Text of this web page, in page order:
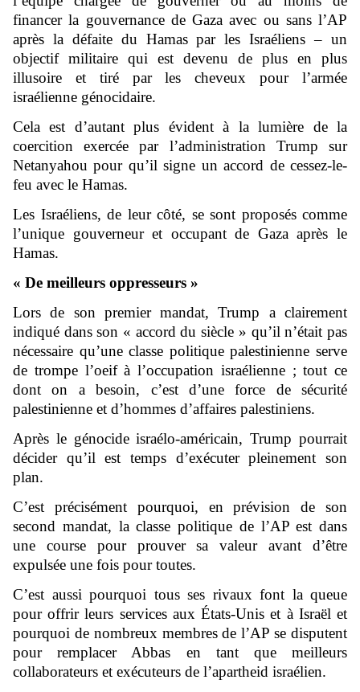
financer la gouvernance de Gaza avec ou sans l’AP
après la défaite du Hamas par les Israéliens – un
objectif militaire qui est devenu de plus en plus
illusoire et tiré par les cheveux pour l’armée
israélienne génocidaire.
Cela est d’autant plus évident à la lumière de la
coercition exercée par l’administration Trump sur
Netanyahou pour qu’il signe un accord de cessez-le-
feu avec le Hamas.
Les Israéliens, de leur côté, se sont proposés comme
l’unique gouverneur et occupant de Gaza après le
Hamas.
« De meilleurs oppresseurs »
Lors de son premier mandat, Trump a clairement
indiqué dans son « accord du siècle » qu’il n’était pas
nécessaire qu’une classe politique palestinienne serve
de trompe l’oeif à l’occupation israélienne ; tout ce
dont on a besoin, c’est d’une force de sécurité
palestinienne et d’hommes d’affaires palestiniens.
Après le génocide israélo-américain, Trump pourrait
décider qu’il est temps d’exécuter pleinement son
plan.
C’est précisément pourquoi, en prévision de son
second mandat, la classe politique de l’AP est dans
une course pour prouver sa valeur avant d’être
expulsée une fois pour toutes.
C’est aussi pourquoi tous ses rivaux font la queue
pour offrir leurs services aux États-Unis et à Israël et
pourquoi de nombreux membres de l’AP se disputent
pour remplacer Abbas en tant que meilleurs
collaborateurs et exécuteurs de l’apartheid israélien.